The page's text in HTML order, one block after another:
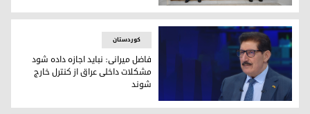
نخست‌وزیر کوردستان با رهبر ائتلاف ملی "نهج" دیدار کرد
فاضل میرانی، دبیر کمیته اجرایی دفتر سیاسی پارت دموکرات
کوردستان
فاضل میرانی: نباید اجازه داده شود
مشکلات داخلی عراق از کنترل خارج
شوند